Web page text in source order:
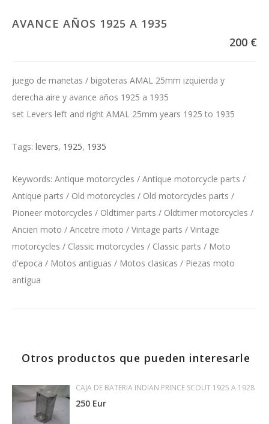
AVANCE AÑOS 1925 A 1935
200 €
juego de manetas / bigoteras AMAL 25mm izquierda y
derecha aire y avance años 1925 a 1935
set Levers left and right AMAL 25mm years 1925 to 1935
Tags: levers, 1925, 1935
Keywords: Antique motorcycles / Antique motorcycle parts /
Antique parts / Old motorcycles / Old motorcycles parts /
Pioneer motorcycles / Oldtimer parts / Oldtimer motorcycles /
Ancien moto / Ancetre moto / Vintage parts / Vintage
motorcycles / Classic motorcycles / Classic parts / Moto
d'epoca / Motos antiguas / Motos clasicas / Piezas moto
antigua
Otros productos que pueden interesarle
CAJA DE BATERIA INDIAN PRINCE SCOUT 1925 A 1928
250 Eur